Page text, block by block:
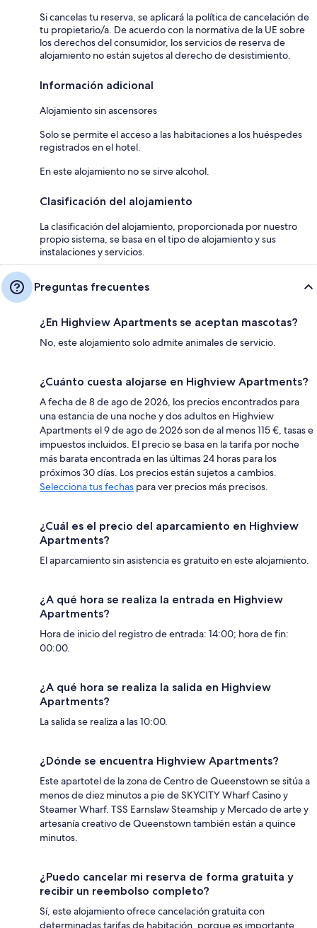
Si cancelas tu reserva, se aplicará la política de cancelación de
tu propietario/a. De acuerdo con la normativa de la UE sobre
los derechos del consumidor, los servicios de reserva de
alojamiento no están sujetos al derecho de desistimiento.
Información adicional
Alojamiento sin ascensores
Solo se permite el acceso a las habitaciones a los huéspedes
registrados en el hotel.
En este alojamiento no se sirve alcohol.
Clasificación del alojamiento
La clasificación del alojamiento, proporcionada por nuestro
propio sistema, se basa en el tipo de alojamiento y sus
instalaciones y servicios.
Preguntas frecuentes
¿En Highview Apartments se aceptan mascotas?
No, este alojamiento solo admite animales de servicio.
¿Cuánto cuesta alojarse en Highview Apartments?
A fecha de 8 de ago de 2026, los precios encontrados para
una estancia de una noche y dos adultos en Highview
Apartments el 9 de ago de 2026 son de al menos 115 €, tasas e
impuestos incluidos. El precio se basa en la tarifa por noche
más barata encontrada en las últimas 24 horas para los
próximos 30 días. Los precios están sujetos a cambios.
Selecciona tus fechas para ver precios más precisos.
¿Cuál es el precio del aparcamiento en Highview
Apartments?
El aparcamiento sin asistencia es gratuito en este alojamiento.
¿A qué hora se realiza la entrada en Highview
Apartments?
Hora de inicio del registro de entrada: 14:00; hora de fin:
00:00.
¿A qué hora se realiza la salida en Highview
Apartments?
La salida se realiza a las 10:00.
¿Dónde se encuentra Highview Apartments?
Este apartotel de la zona de Centro de Queenstown se sitúa a
menos de diez minutos a pie de SKYCITY Wharf Casino y
Steamer Wharf. TSS Earnslaw Steamship y Mercado de arte y
artesanía creativo de Queenstown también están a quince
minutos.
¿Puedo cancelar mi reserva de forma gratuita y
recibir un reembolso completo?
Sí, este alojamiento ofrece cancelación gratuita con
determinadas tarifas de habitación, porque es importante